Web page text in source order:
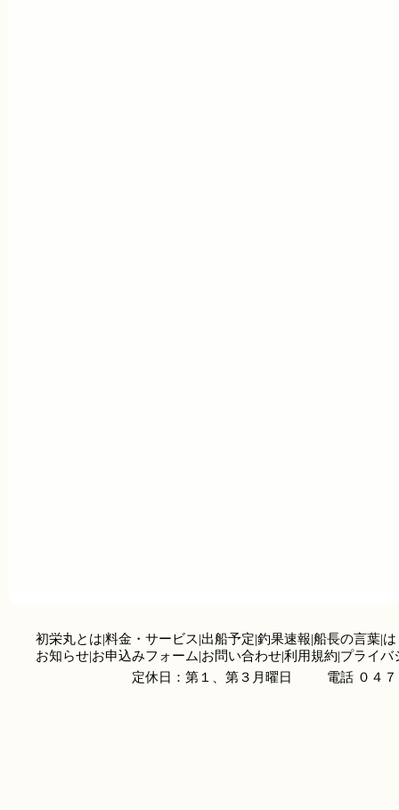
初栄丸とは|料金・サービス|出船予定|釣果速報|船長の言葉|
お知らせ|お申込みフォーム|お問い合わせ|利用規約|プライバ
定休日：第１、第３月曜日
電話 ０４